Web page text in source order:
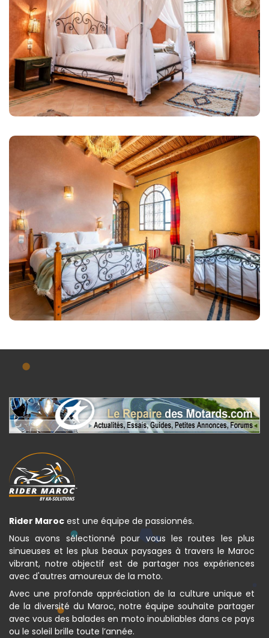
Rider Maroc est une équipe de passionnés.
Nous avons sélectionné pour vous les routes les plus
sinueuses et les plus beaux paysages à travers le Maroc
vibrant, notre objectif est de partager nos expériences
avec d'autres amoureux de la moto.
Avec une profonde appréciation de la culture unique et
de la diversité du Maroc, notre équipe souhaite partager
avec vous des balades en moto inoubliables dans ce pays
ou le soleil brille toute l’année.